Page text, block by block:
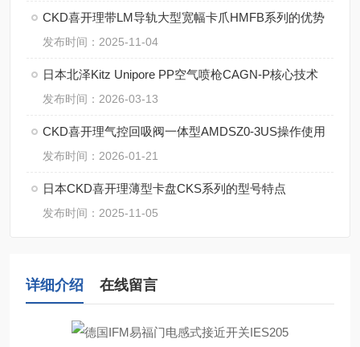
CKD喜开理带LM导轨大型宽幅卡爪HMFB系列的优势
发布时间：2025-11-04
日本北泽Kitz Unipore PP空气喷枪CAGN-P核心技术
发布时间：2026-03-13
CKD喜开理气控回吸阀一体型AMDSZ0-3US操作使用
发布时间：2026-01-21
日本CKD喜开理薄型卡盘CKS系列的型号特点
发布时间：2025-11-05
详细介绍 在线留言